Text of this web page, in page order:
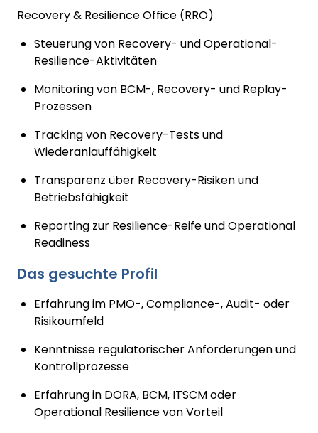
Recovery & Resilience Office (RRO)
Steuerung von Recovery- und Operational-
Resilience-Aktivitäten
Monitoring von BCM-, Recovery- und Replay-
Prozessen
Tracking von Recovery-Tests und
Wiederanlauffähigkeit
Transparenz über Recovery-Risiken und
Betriebsfähigkeit
Reporting zur Resilience-Reife und Operational
Readiness
Das gesuchte Profil
Erfahrung im PMO-, Compliance-, Audit- oder
Risikoumfeld
Kenntnisse regulatorischer Anforderungen und
Kontrollprozesse
Erfahrung in DORA, BCM, ITSCM oder
Operational Resilience von Vorteil